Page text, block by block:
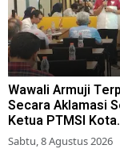
Wawali Armuji
Secara Aklamasi
Ketua PTMSI Kota
Surabaya
Sabtu, 8 Agustus 2026